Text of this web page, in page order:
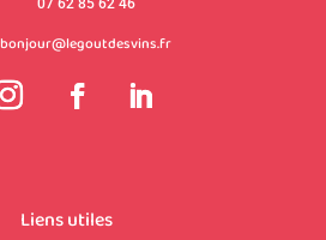
07 62 85 62 46
bonjour@legoutdesvins.fr
Liens utiles